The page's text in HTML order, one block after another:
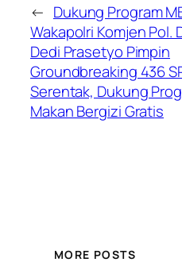
← Dukung Program
Wakapolri Komjen Pol.
Dedi Prasetyo Pimpin
Groundbreaking 436
Serentak, Dukung
Makan Bergizi Gratis
MORE POSTS